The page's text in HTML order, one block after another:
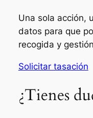
Una sola acción,
datos para que
recogida y
Solicitar tasación
¿Tienes